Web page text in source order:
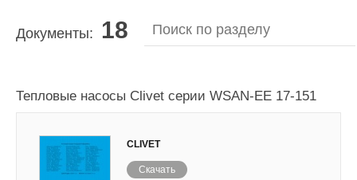
Документы: 18
Тепловые насосы Clivet серии WSAN-EE 17-151
CLIVET
Скачать